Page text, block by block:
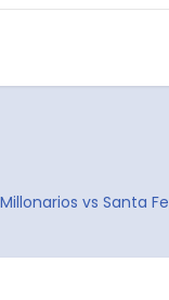
vs Santa